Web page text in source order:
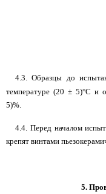
4.3. Образцы до
температуре (20 ± 5)°С и
5)%.
4.4. Перед началом
крепят винтами
5.